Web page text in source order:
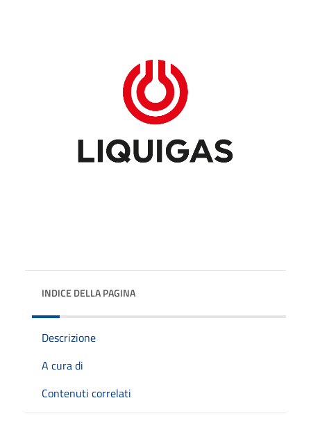
INDICE DELLA PAGINA
Descrizione
A cura di
Contenuti correlati